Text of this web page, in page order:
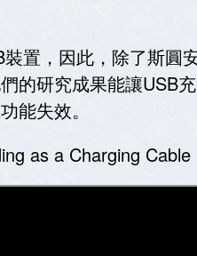
置，因此，除了斯
的研究成果能讓USB
能失效。
as a Charging Cable